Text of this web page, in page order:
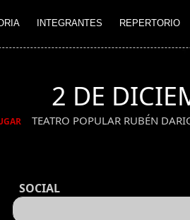
INTEGRANTES REPERTORIO
2 DE
TEATRO POPULAR RUBÉN
SOCIAL